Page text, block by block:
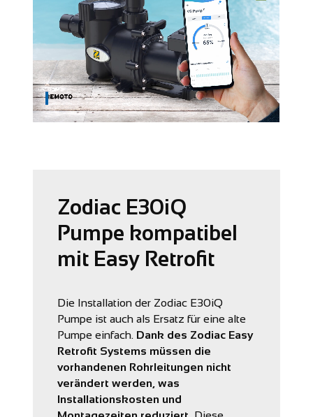
Zodiac E30iQ
Pumpe kompatibel
mit Easy Retrofit
Die Installation der Zodiac E30iQ
Pumpe ist auch als Ersatz für eine alte
Pumpe einfach. Dank des Zodiac Easy
Retrofit Systems müssen die
vorhandenen Rohrleitungen nicht
verändert werden, was
Installationskosten und